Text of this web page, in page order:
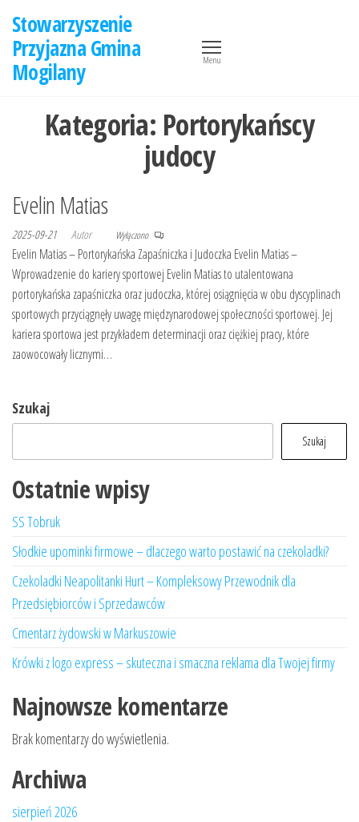
treści
Stowarzyszenie
Przyjazna Gmina
Mogilany
Menu
Kategoria: Portorykańscy
judocy
Evelin Matias
2025-09-21 Autor Wyłączono
Evelin Matias – Portorykańska Zapaśniczka i Judoczka Evelin Matias –
Wprowadzenie do kariery sportowej Evelin Matias to utalentowana
portorykańska zapaśniczka oraz judoczka, której osiągnięcia w obu dyscyplinach
sportowych przyciągnęły uwagę międzynarodowej społeczności sportowej. Jej
kariera sportowa jest przykładem determinacji oraz ciężkiej pracy, które
zaowocowały licznymi…
Szukaj
Szukaj
Ostatnie wpisy
SS Tobruk
Słodkie upominki firmowe – dlaczego warto postawić na czekoladki?
Czekoladki Neapolitanki Hurt – Kompleksowy Przewodnik dla
Przedsiębiorców i Sprzedawców
Cmentarz żydowski w Markuszowie
Krówki z logo express – skuteczna i smaczna reklama dla Twojej firmy
Najnowsze komentarze
Brak komentarzy do wyświetlenia.
Archiwa
sierpień 2026